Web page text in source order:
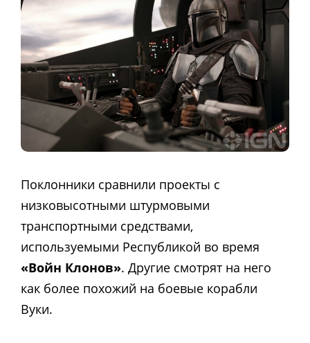
Поклонники сравнили проекты с
низковысотными штурмовыми
транспортными средствами,
используемыми Республикой во время
«Войн Клонов». Другие смотрят на него
как более похожий на боевые корабли
Вуки.